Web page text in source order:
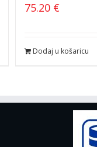
75.20 €
Dodaj u košaricu